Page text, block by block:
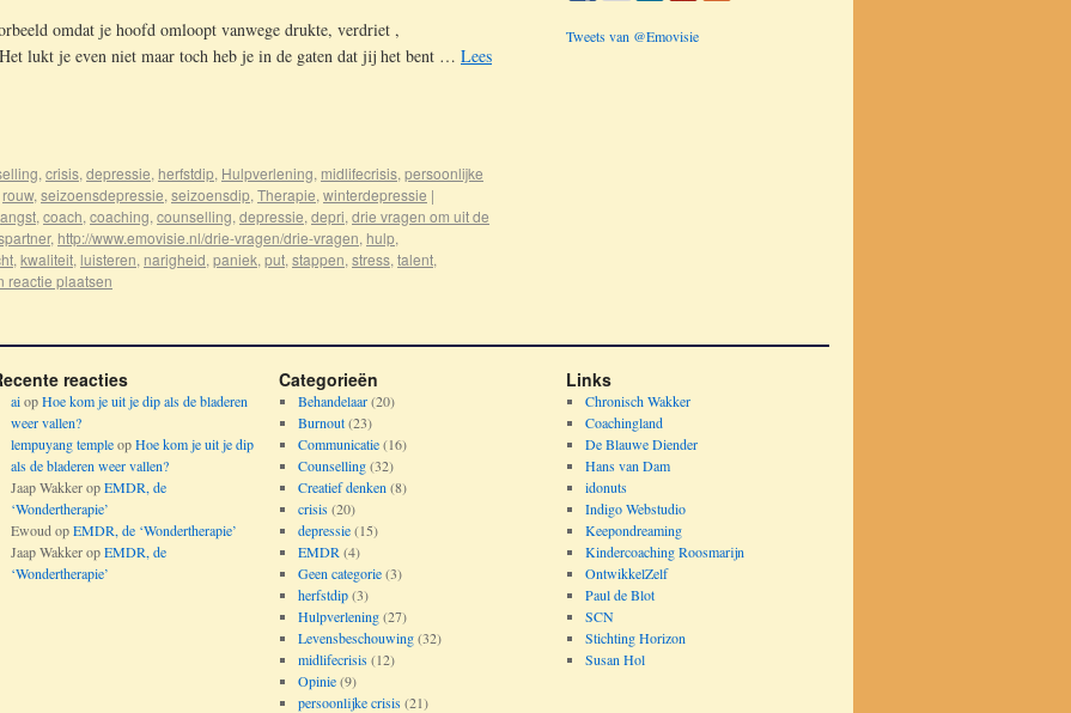
omdat je hoofd omloopt vanwege drukte, verdriet ,
lukt je even niet maar toch heb je in de gaten dat jij het bent … Lees
, crisis, depressie, herfstdip, Hulpverlening, midlifecrisis, persoonlijke
rouw, seizoensdepressie, seizoensdip, Therapie, winterdepressie |
angst, coach, coaching, counselling, depressie, depri, drie vragen om uit de
, http://www.emovisie.nl/drie-vragen/drie-vragen, hulp,
, kwaliteit, luisteren, narigheid, paniek, put, stappen, stress, talent,
reactie plaatsen
Tweets van @Emovisie
reacties
aiopHoe kom je uit je dip als de bladeren
weer vallen?
lempuyang templeopHoe kom je uit je dip
als de bladeren weer vallen?
Jaap WakkeropEMDR, de
‘Wondertherapie’
Ewoud opEMDR, de ‘Wondertherapie’
Jaap WakkeropEMDR, de
‘Wondertherapie’
Categorieën
Behandelaar(20)
Burnout(23)
Communicatie(16)
Counselling(32)
Creatief denken (8)
crisis(20)
depressie(15)
EMDR (4)
Geen categorie(3)
herfstdip(3)
Hulpverlening(27)
Levensbeschouwing(32)
midlifecrisis(12)
Opinie(9)
persoonlijke crisis(21)
Links
Chronisch Wakker
Coachingland
De Blauwe Diender
Hans van Dam
idonuts
Indigo Webstudio
Keepondreaming
Kindercoaching Roosmarijn
OntwikkelZelf
Paul de Blot
SCN
Stichting Horizon
Susan Hol